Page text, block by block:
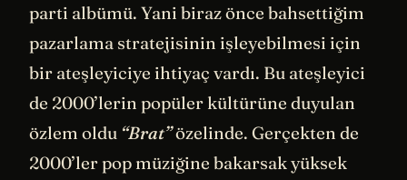
parti albümü. Yani biraz önce bahsettiğim
pazarlama stratejisinin işleyebilmesi için
bir ateşleyiciye ihtiyaç vardı. Bu ateşleyici
de 2000’lerin popüler kültürüne duyulan
özlem oldu “Brat”özelinde. Gerçekten de
2000’ler pop müziğine bakarsak yüksek